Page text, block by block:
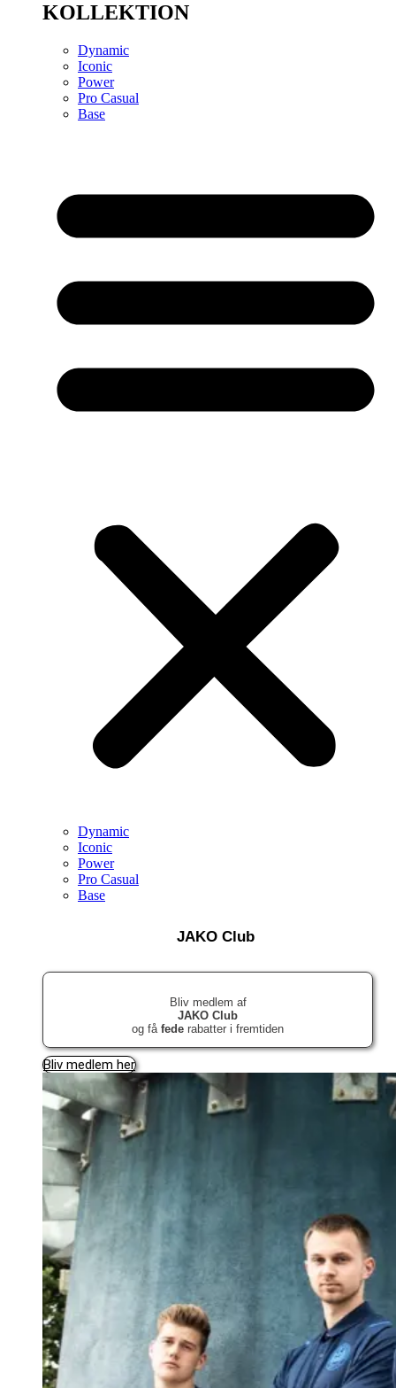
KOLLEKTION
Dynamic
Iconic
Power
Pro Casual
Base
Dynamic
Iconic
Power
Pro Casual
Base
JAKO Club
Bliv medlem af
JAKO Club
og fåfede rabatter i fremtiden
Bliv medlem her